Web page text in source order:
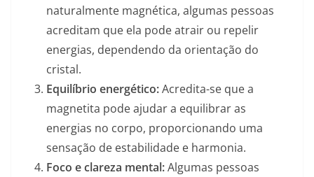
naturalmente magnética, algumas pessoas
acreditam que ela pode atrair ou repelir
energias, dependendo da orientação do
cristal.
Equilíbrio energético:Acredita-se que a
magnetita pode ajudar a equilibrar as
energias no corpo, proporcionando uma
sensação de estabilidade e harmonia.
Foco e clareza mental:Algumas pessoas